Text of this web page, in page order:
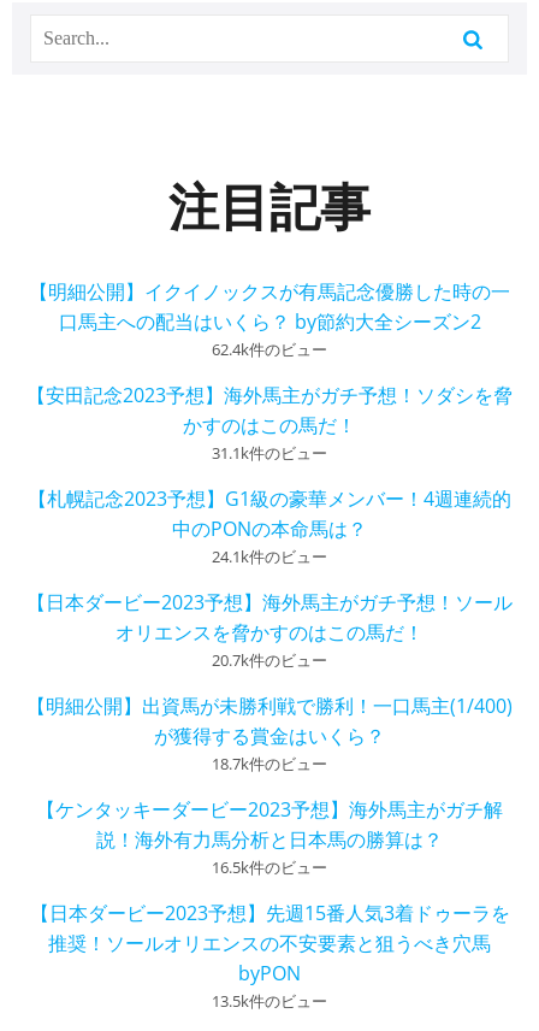
注目記事
【明細公開】イクイノックスが有馬記念優勝した時の一
口馬主への配当はいくら？ by節約大全シーズン2
62.4k件のビュー
【安田記念2023予想】海外馬主がガチ予想！ソダシを脅
かすのはこの馬だ！
31.1k件のビュー
【札幌記念2023予想】G1級の豪華メンバー！4週連続的
中のPONの本命馬は？
24.1k件のビュー
【日本ダービー2023予想】海外馬主がガチ予想！ソール
オリエンスを脅かすのはこの馬だ！
20.7k件のビュー
【明細公開】出資馬が未勝利戦で勝利！一口馬主(1/400)
が獲得する賞金はいくら？
18.7k件のビュー
【ケンタッキーダービー2023予想】海外馬主がガチ解
説！海外有力馬分析と日本馬の勝算は？
16.5k件のビュー
【日本ダービー2023予想】先週15番人気3着ドゥーラを
推奨！ソールオリエンスの不安要素と狙うべき穴馬
byPON
13.5k件のビュー